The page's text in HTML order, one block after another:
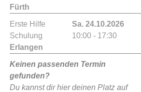
Fürth
Erste Hilfe
Schulung
Erlangen
Sa. 24.10.2026
10:00 - 17:30
Keinen passenden Termin
gefunden?
Du kannst dir hier deinen Platz auf